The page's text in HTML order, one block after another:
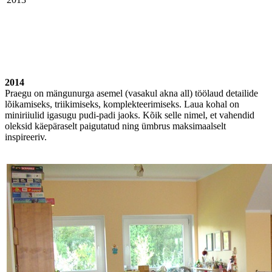
2014
Praegu on mängunurga asemel (vasakul akna all) töölaud detailide
lõikamiseks, triikimiseks, komplekteerimiseks. Laua kohal on
miniriiulid igasugu pudi-padi jaoks. Kõik selle nimel, et vahendid
oleksid käepäraselt paigutatud ning ümbrus maksimaalselt
inspireeriv.